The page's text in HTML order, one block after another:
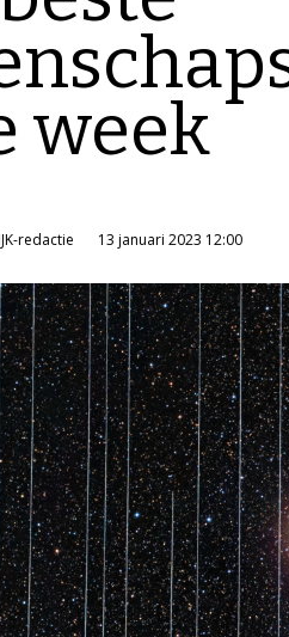
week
redactie 13 januari 2023 12:00